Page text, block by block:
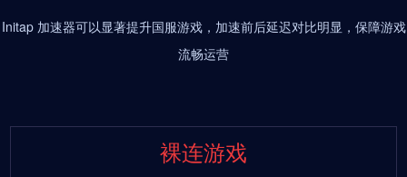
Initap 加速器可以显著提升国服游戏，加速前后延迟对比明显，保障游戏
流畅运营
裸连游戏